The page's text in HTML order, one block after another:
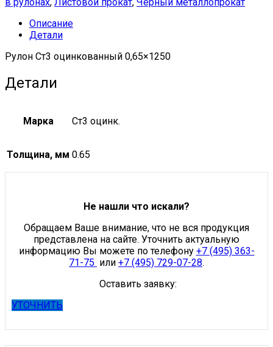
Описание
Детали
Рулон Ст3 оцинкованный 0,65×1250
Детали
Марка Ст3 оцинк.
Толщина, мм 0.65
Не нашли что искали?
Обращаем Ваше внимание, что не вся продукция
представлена на сайте. Уточнить актуальную
информацию Вы можете по телефону +7 (495) 363-
71-75 или +7 (495) 729-07-28.
Оставить заявку:
УТОЧНИТЬ